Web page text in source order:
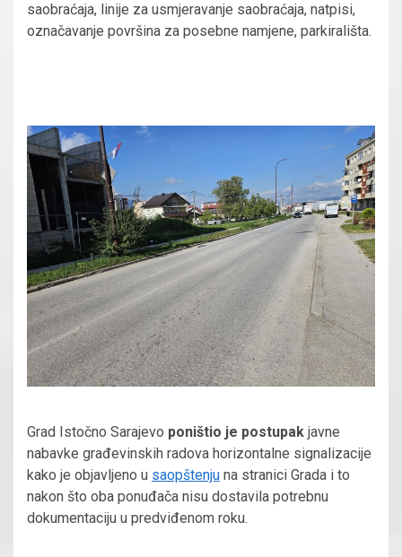
saobraćaja, linije za usmjeravanje saobraćaja, natpisi,
označavanje površina za posebne namjene, parkirališta.
Grad Istočno Sarajevo poništio je postupak javne
nabavke građevinskih radova horizontalne signalizacije
kako je objavljeno u saopštenju na stranici Grada i to
nakon što oba ponuđača nisu dostavila potrebnu
dokumentaciju u predviđenom roku.